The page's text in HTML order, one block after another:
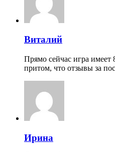
Виталий
Прямо сейчас игра
притом, что отзывы за
Ирина